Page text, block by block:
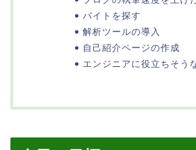
バイトを探す
解析ツールの導入
自己紹介ページの作成
エンジニアに役立ちそう